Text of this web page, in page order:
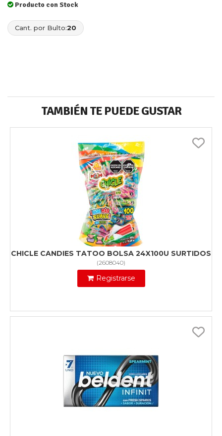
Producto con Stock
Cant. por Bulto:20
TAMBIÉN TE PUEDE GUSTAR
CHICLE CANDIES TATOO BOLSA 24X100U SURTIDOS
(2608040)
Registrarse